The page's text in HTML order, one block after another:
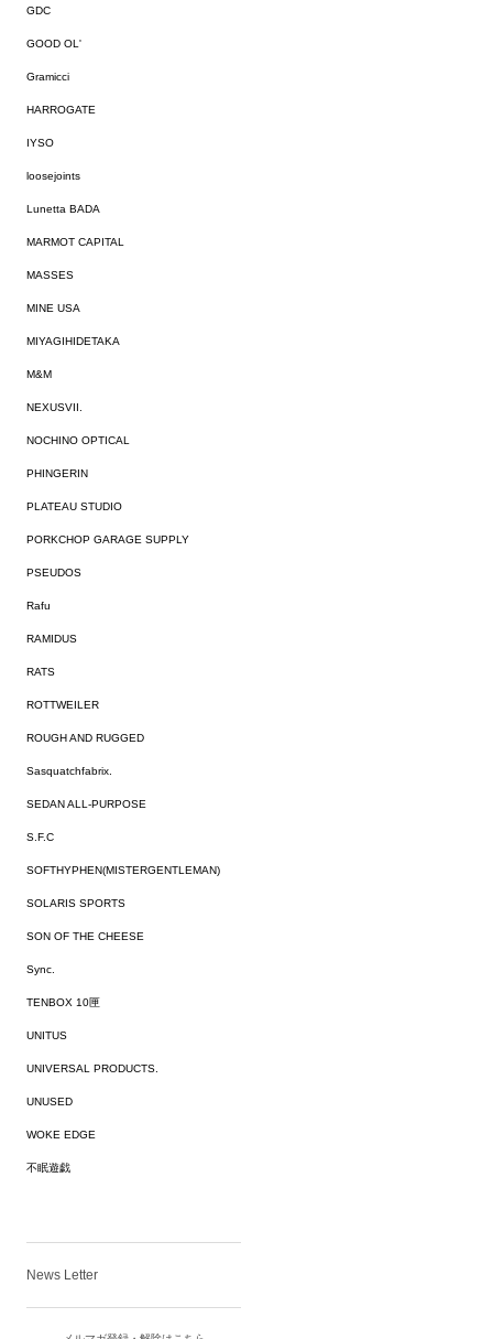
GDC
GOOD OL'
Gramicci
HARROGATE
IYSO
loosejoints
Lunetta BADA
MARMOT CAPITAL
MASSES
MINE USA
MIYAGIHIDETAKA
M&M
NEXUSVII.
NOCHINO OPTICAL
PHINGERIN
PLATEAU STUDIO
PORKCHOP GARAGE SUPPLY
PSEUDOS
Rafu
RAMIDUS
RATS
ROTTWEILER
ROUGH AND RUGGED
Sasquatchfabrix.
SEDAN ALL-PURPOSE
S.F.C
SOFTHYPHEN(MISTERGENTLEMAN)
SOLARIS SPORTS
SON OF THE CHEESE
Sync.
TENBOX 10匣
UNITUS
UNIVERSAL PRODUCTS.
UNUSED
WOKE EDGE
不眠遊戯
News Letter